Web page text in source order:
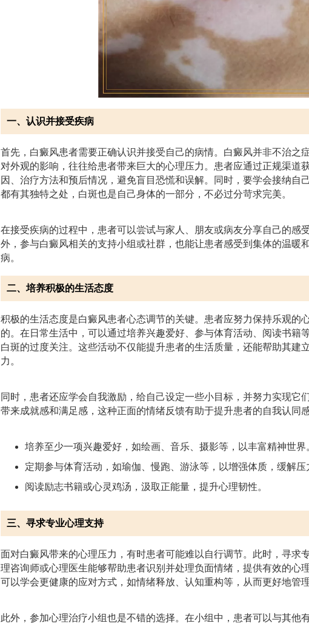
一、认识并接受疾病
首先，白癜风患者需要正确认识并接受自己的病情。白癜风并非不治之
对外观的影响，往往给患者带来巨大的心理压力。患者应通过正规渠道
因、治疗方法和预后情况，避免盲目恐慌和误解。同时，要学会接纳自
都有其独特之处，白斑也是自己身体的一部分，不必过分苛求完美。
在接受疾病的过程中，患者可以尝试与家人、朋友或病友分享自己的感
外，参与白癜风相关的支持小组或社群，也能让患者感受到集体的温暖
病。
二、培养积极的生活态度
积极的生活态度是白癜风患者心态调节的关键。患者应努力保持乐观的
的。在日常生活中，可以通过培养兴趣爱好、参与体育活动、阅读书籍
白斑的过度关注。这些活动不仅能提升患者的生活质量，还能帮助其建
力。
同时，患者还应学会自我激励，给自己设定一些小目标，并努力实现它
带来成就感和满足感，这种正面的情绪反馈有助于提升患者的自我认同
培养至少一项兴趣爱好，如绘画、音乐、摄影等，以丰富精神世界
定期参与体育活动，如瑜伽、慢跑、游泳等，以增强体质，缓解压
阅读励志书籍或心灵鸡汤，汲取正能量，提升心理韧性。
三、寻求专业心理支持
面对白癜风带来的心理压力，有时患者可能难以自行调节。此时，寻求
理咨询师或心理医生能够帮助患者识别并处理负面情绪，提供有效的心
可以学会更健康的应对方式，如情绪释放、认知重构等，从而更好地管
此外，参加心理治疗小组也是不错的选择。在小组中，患者可以与其他